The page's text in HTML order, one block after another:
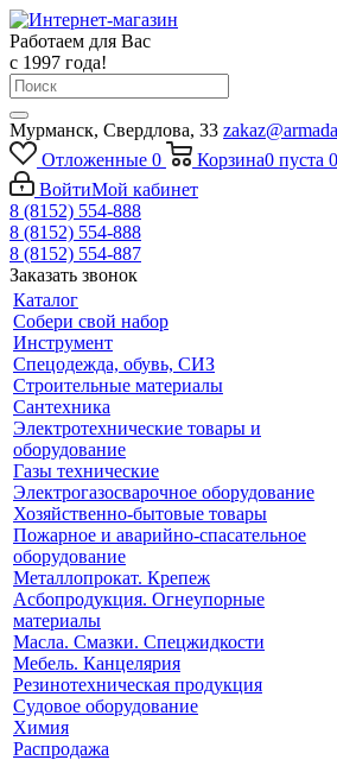
Работаем для Вас
с 1997 года!
Мурманск, Свердлова, 33
Отложенные 0 Корзина0 пуста 0
ВойтиМой кабинет
8 (8152) 554-888
8 (8152) 554-888
8 (8152) 554-887
Заказать звонок
Каталог
Собери свой набор
Инструмент
Спецодежда, обувь, СИЗ
Строительные материалы
Сантехника
Электротехнические товары и
оборудование
Газы технические
Электрогазосварочное оборудование
Хозяйственно-бытовые товары
Пожарное и аварийно-спасательное
оборудование
Металлопрокат. Крепеж
Асбопродукция. Огнеупорные
материалы
Масла. Смазки. Спецжидкости
Мебель. Канцелярия
Резинотехническая продукция
Судовое оборудование
Химия
Распродажа